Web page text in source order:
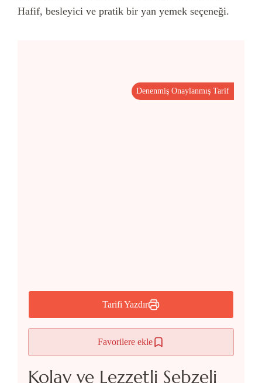
Hafif, besleyici ve pratik bir yan yemek seçeneği.
Tarifi Yazdır
Favorilere ekle
Denenmiş Onaylanmış Tarif
Kolay ve Lezzetli Sebzeli